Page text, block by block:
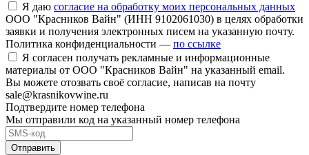
Я даю согласие на обработку моих персональных данных
ООО "Красников Вайн" (ИНН 9102061030) в целях обработки
заявки и получения электронных писем на указанную почту.
Политика конфиденциальности — по ссылке
Я согласен получать рекламные и информационные
материалы от ООО "Красников Вайн" на указанный email.
Вы можете отозвать своё согласие, написав на почту
sale@krasnikovwine.ru
Подтвердите номер телефона
Мы отправили код на указанный номер телефона
Отправить